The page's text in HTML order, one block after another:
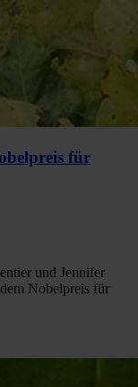
für
und Jennifer
Nobelpreis für